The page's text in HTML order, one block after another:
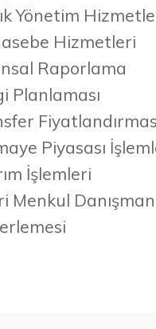
Yönetim
Hizmetleri
Raporlama
Planlaması
Piyasası
İşlemleri
Menkul